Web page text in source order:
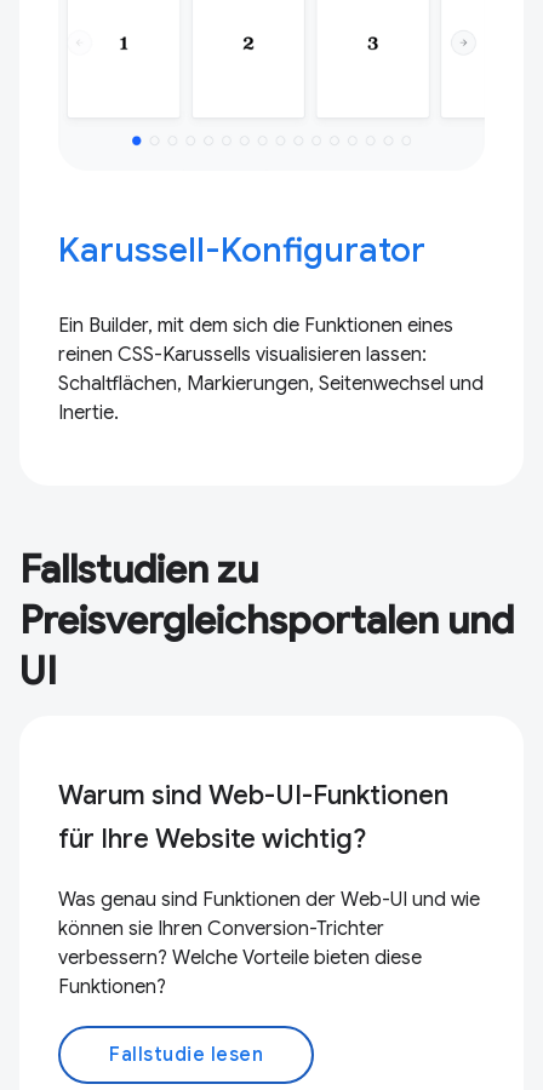
Karussell-Konfigurator
Ein Builder, mit dem sich die Funktionen eines
reinen CSS-Karussells visualisieren lassen:
Schaltflächen, Markierungen, Seitenwechsel und
Inertie.
Fallstudien zu
Preisvergleichsportalen und
UI
Warum sind Web-UI-Funktionen
für Ihre Website wichtig?
Was genau sind Funktionen der Web-UI und wie
können sie Ihren Conversion-Trichter
verbessern? Welche Vorteile bieten diese
Funktionen?
Fallstudie lesen